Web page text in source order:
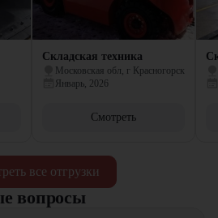
все отгрузки
Складская техника
Московская обл, г Красногорск
Январь, 2026
Смотреть
вопросы